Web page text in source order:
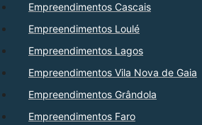
Empreendimentos Cascais
Empreendimentos Loulé
Empreendimentos Lagos
Empreendimentos Vila Nova de Gaia
Empreendimentos Grândola
Empreendimentos Faro